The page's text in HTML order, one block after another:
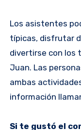
Los asistentes
típicas, disfrutar
divertirse con los
Juan. Las
ambas
información
Si te gustó el